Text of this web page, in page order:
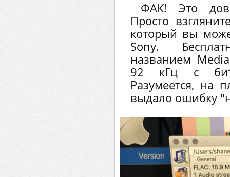
ФАК! Это
Просто
который вы
Sony.
названием
92 кГц с
Разумеется, на
выдало ошибку